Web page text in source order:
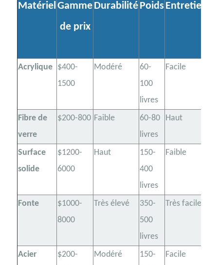
MatérielGamme
de prix
DurabilitéPoidsEntretien
Acrylique $400-
1500
Modéré
60-
100
livres
Facile
Fibre de
verre
$200-800 Faible
60-80
livres
Haut
Surface
solide
$1200-
6000
Haut
150-
400
livres
Faible
Fonte
$1000-
8000
Très élevé
350-
500
livres
Très facile
Acier
$200-
Modéré
150-
Facile